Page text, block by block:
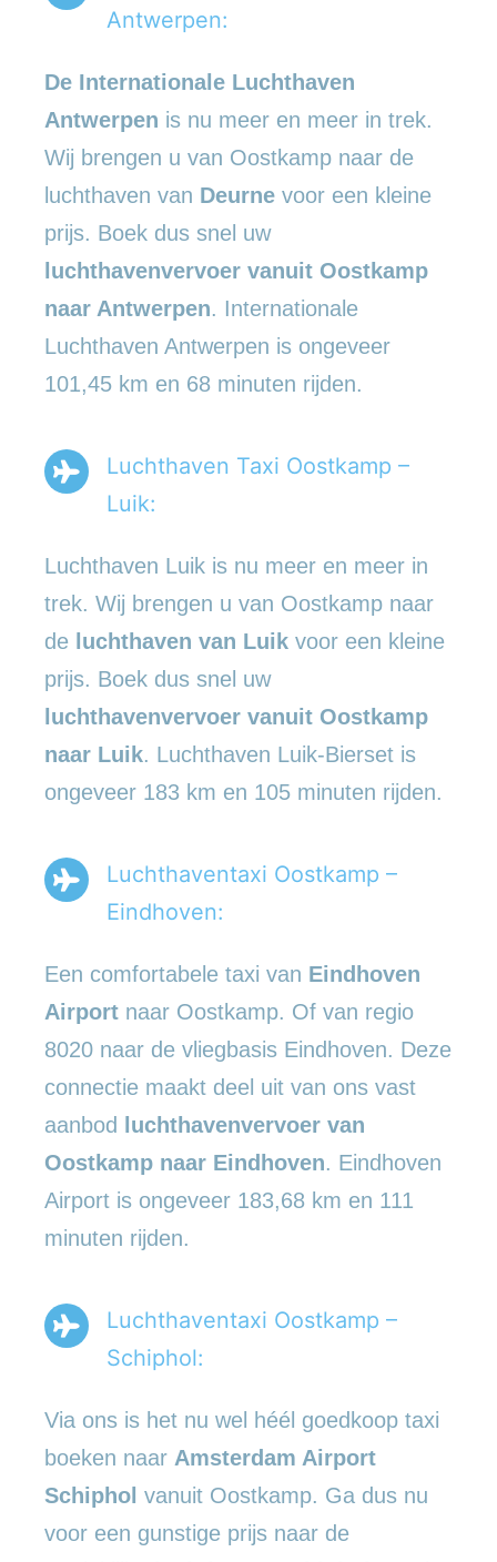
Antwerpen:
De Internationale Luchthaven
Antwerpen is nu meer en meer in trek.
Wij brengen u van Oostkamp naar de
luchthaven van Deurne voor een kleine
prijs. Boek dus snel uw
luchthavenvervoer vanuit Oostkamp
naar Antwerpen. Internationale
Luchthaven Antwerpen is ongeveer
101,45 km en 68 minuten rijden.
Luchthaven Taxi Oostkamp –
Luik:
Luchthaven Luik is nu meer en meer in
trek. Wij brengen u van Oostkamp naar
de luchthaven van Luik voor een kleine
prijs. Boek dus snel uw
luchthavenvervoer vanuit Oostkamp
naar Luik. Luchthaven Luik-Bierset is
ongeveer 183 km en 105 minuten rijden.
Luchthaventaxi Oostkamp –
Eindhoven:
Een comfortabele taxi van Eindhoven
Airport naar Oostkamp. Of van regio
8020 naar de vliegbasis Eindhoven. Deze
connectie maakt deel uit van ons vast
aanbod
luchthavenvervoer van
Oostkamp naar Eindhoven. Eindhoven
Airport is ongeveer 183,68 km en 111
minuten rijden.
Luchthaventaxi Oostkamp –
Schiphol:
Via ons is het nu wel héél goedkoop taxi
boeken naar Amsterdam Airport
Schiphol vanuit Oostkamp. Ga dus nu
voor een gunstige prijs naar de